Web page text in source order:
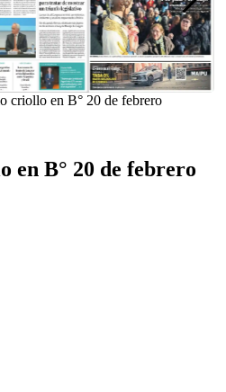
criollo en B° 20 de febrero
en B° 20 de febrero